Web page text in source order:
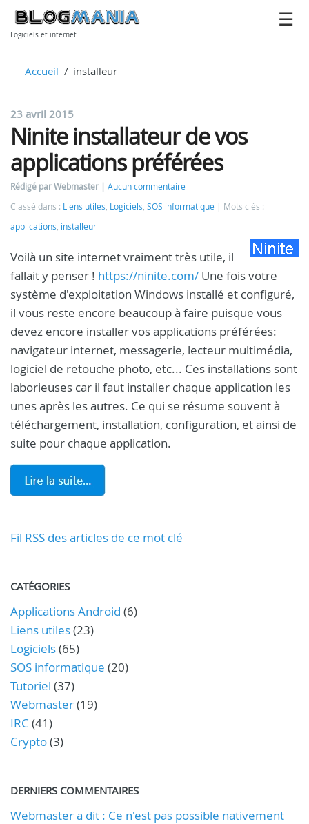
Logiciels et internet
Accueil installeur
23 avril 2015
Ninite installateur de vos
applications préférées
Rédigé par Webmaster
Aucun commentaire
Classé dans : Liens utiles Logiciels SOS informatique
Mots clés :
applications installeur
Voilà un site internet vraiment très utile, il
fallait y penser ! https://ninite.com/ Une fois votre
système d'exploitation Windows installé et configuré,
il vous reste encore beaucoup à faire puisque vous
devez encore installer vos applications préférées:
navigateur internet, messagerie, lecteur multimédia,
logiciel de retouche photo, etc... Ces installations sont
laborieuses car il faut installer chaque application les
unes après les autres. Ce qui se résume souvent à
téléchargement, installation, configuration, et ainsi de
suite pour chaque application.
Fil RSS des articles de ce mot clé
CATÉGORIES
Applications Android (6)
Liens utiles(23)
Logiciels(65)
SOS informatique (20)
Tutoriel (37)
Webmaster(19)
IRC (41)
Crypto(3)
DERNIERS COMMENTAIRES
Webmaster a dit : Ce n'est pas possible nativement